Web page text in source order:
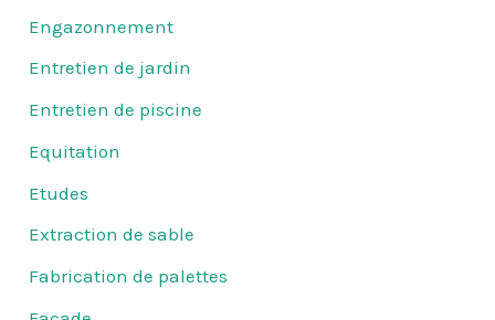
Engazonnement
Entretien de jardin
Entretien de piscine
Equitation
Etudes
Extraction de sable
Fabrication de palettes